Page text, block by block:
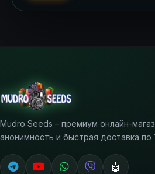
Mudro Seeds – премиум онлайн-
анонимность и быстрая доставка по
🤖